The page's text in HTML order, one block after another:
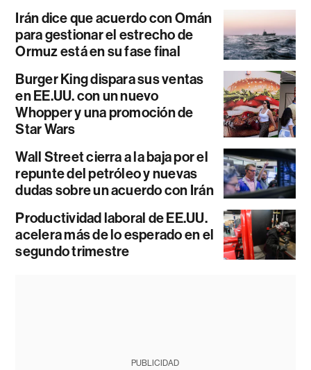
Irán dice que acuerdo con Omán
para gestionar el estrecho de
Ormuz está en su fase final
Burger King dispara sus ventas
en EE.UU. con un nuevo
Whopper y una promoción de
Star Wars
Wall Street cierra a la baja por el
repunte del petróleo y nuevas
dudas sobre un acuerdo con Irán
Productividad laboral de EE.UU.
acelera más de lo esperado en el
segundo trimestre
PUBLICIDAD